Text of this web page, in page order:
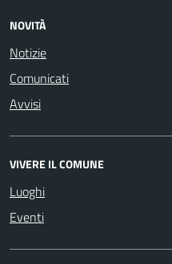
NOVITÀ
Notizie
Comunicati
Avvisi
VIVERE IL COMUNE
Luoghi
Eventi